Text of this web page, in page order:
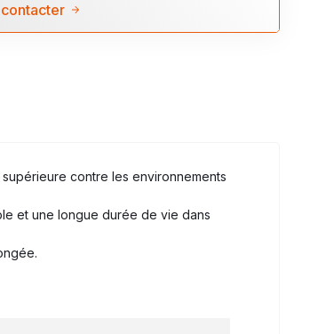
supérieure contre les environnements
et une longue durée de vie dans